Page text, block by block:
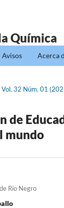
Química
Avisos Acerca
Vol. 32 Núm. 01
de
mundo
Río Negro